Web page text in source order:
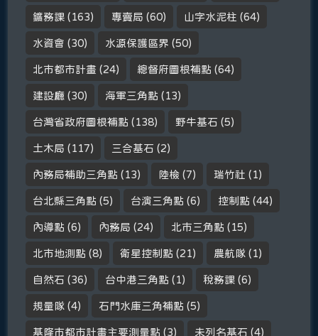
鑛務課 (163) 專賣局 (60) 山字水泥柱 (64)
水資會 (30) 水源保護區界 (50)
北市都市計畫 (24) 總督府圖根補點 (64)
建設廳 (30) 海軍三角點 (13)
台灣省政府圖根補點 (138) 野牛基石 (5)
土木局 (117) 三合基石 (2)
內務局補助三角點 (13) 陸檢 (7) 瑞竹社 (1)
台北縣三角點 (5) 台演三角點 (6) 控制點 (44)
內導點 (6) 內務局 (24) 北市三角點 (15)
北市地測點 (8) 衛星控制點 (21) 農航隊 (1)
自然石 (36) 台中港三角點 (1) 稅務課 (6)
規量隊 (4) 石門水庫三角補點 (5)
基隆市都市計畫主要測量點 (3) 未列名基石 (4)